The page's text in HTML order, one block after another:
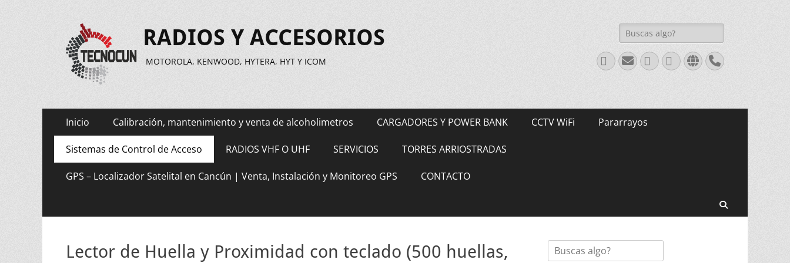
RADIOS Y ACCESORIOS
MOTOROLA, KENWOOD, HYTERA, HYT Y ICOM
Buscar:
Facebook
Correo
electrónico
WordPress
Youtube
WebTeléfono
Menú
principal
Saltar
contenido
Inicio Calibración, mantenimiento y venta de alcoholimetros CARGADORES Y POWER BANK CCTV WiFi Pararrayos
Sistemas de Control de Acceso RADIOS VHF O UHF SERVICIOS TORRES ARRIOSTRADAS
GPS – Localizador Satelital en Cancún | Venta, Instalación y Monitoreo GPS CONTACTO
Lector de Huella y Proximidad con teclado (500 huellas, Buscar: